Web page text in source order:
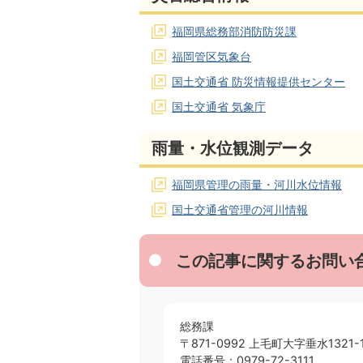
福岡県総務部消防防災課
福岡管区気象台
国土交通省 防災情報提供センター
国土交通省 気象庁
雨量・水位観測データ
福岡県管理の雨量・河川水位情報
国土交通省管理の河川情報
この記事に関するお問い
総務課
〒871-0992 上毛町大字垂水1321-1
電話番号：0979-72-3111